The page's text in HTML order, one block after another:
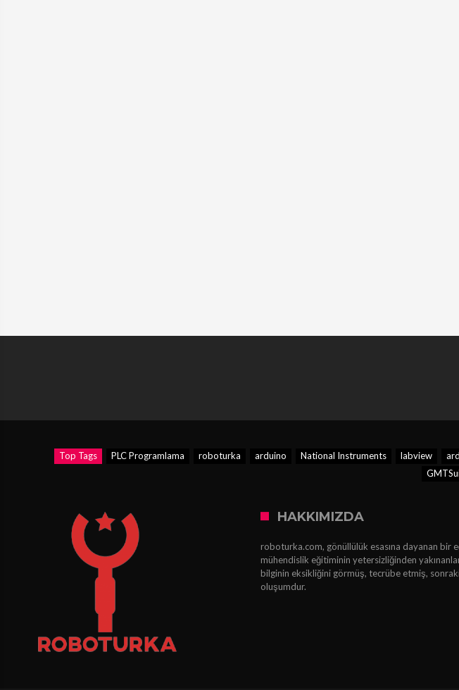
Top Tags PLC Programlama roboturka arduino National Instruments labview
HAKKIMIZDA
roboturka.com, gönüllülük esasına dayanan bir
mühendislik eğitiminin yetersizliğinden
bilginin eksikliğini görmüş, tecrübe etmiş,
oluşumdur.